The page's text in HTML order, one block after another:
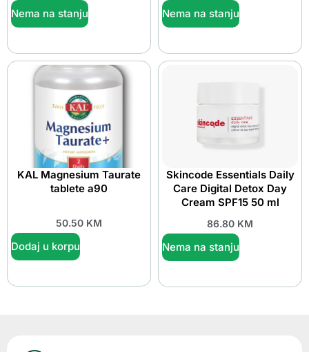
Nema na stanju Nema na stanju
KAL Magnesium Taurate
tablete a90
50.50 KM
Dodaj u korpu
Skincode Essentials Daily
Care Digital Detox Day
Cream SPF15 50 ml
86.80 KM
Nema na stanju